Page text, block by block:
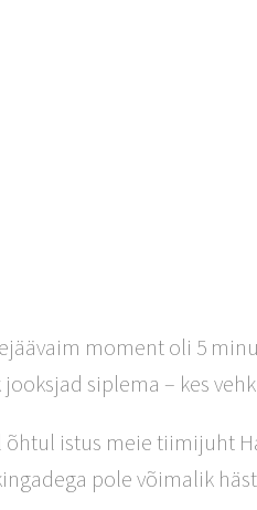
moment oli 5
jooksjad siplema – kes
õhtul istus meie tiimijuht
pole võimalik